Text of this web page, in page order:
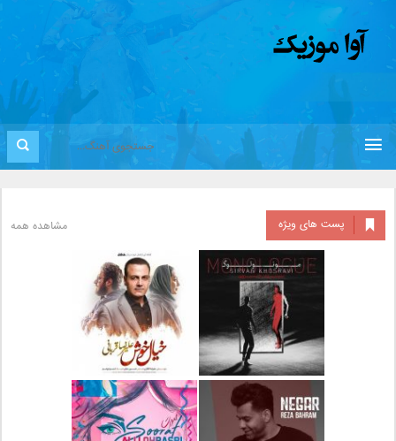
پست های ویژه مشاهده همه
دانلود آلبوم جدید سیروان
خسروی بنام مونولوگ
دانلود آهنگ جدید علیرضا
قربانی بنام خیال خوش